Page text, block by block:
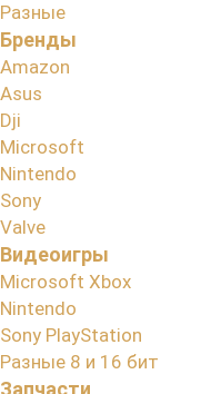
Разные
Бренды
Amazon
Asus
Dji
Microsoft
Nintendo
Sony
Valve
Видеоигры
Microsoft Xbox
Nintendo
Sony PlayStation
Разные 8 и 16 бит
Запчасти